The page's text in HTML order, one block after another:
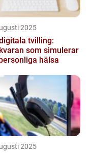
2025
tvilling:
som simulerar
hälsa
2025